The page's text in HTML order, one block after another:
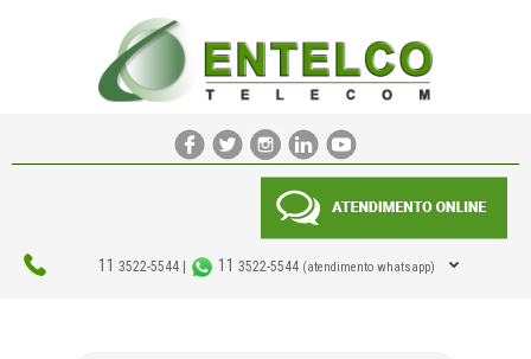
11 3522-5544 | 11 3522-5544 (atendimento whatsapp)